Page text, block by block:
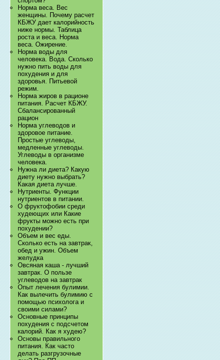
Норма веса. Вес
женщины. Почему расчет
КБЖУ дает калорийность
ниже нормы. Таблица
роста и веса. Норма
веса. Ожирение.
Норма воды для
человека. Вода. Сколько
нужно пить воды для
похудения и для
здоровья. Питьевой
режим.
Норма жиров в рационе
питания. Расчет КБЖУ.
Сбалансированный
рацион
Норма углеводов и
здоровое питание.
Простые углеводы,
медленные углеводы.
Углеводы в организме
человека.
Нужна ли диета? Какую
диету нужно выбрать?
Какая диета лучше.
Нутриенты. Функции
нутриентов в питании.
О фруктофобии среди
худеющих или Какие
фрукты можно есть при
похудении?
Объем и вес еды.
Сколько есть на завтрак,
обед и ужин. Объем
желудка
Овсяная каша - лучший
завтрак. О пользе
углеводов на завтрак
Опыт лечения булимии.
Как вылечить булимию с
помощью психолога и
своими силами?
Основные принципы
похудения с подсчетом
калорий. Как я худею?
Основы правильного
питания. Как часто
делать разгрузочные